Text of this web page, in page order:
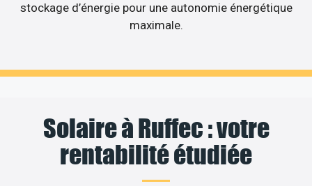
stockage d’énergie pour une autonomie énergétique
maximale.
Solaire à Ruffec : votre
rentabilité étudiée